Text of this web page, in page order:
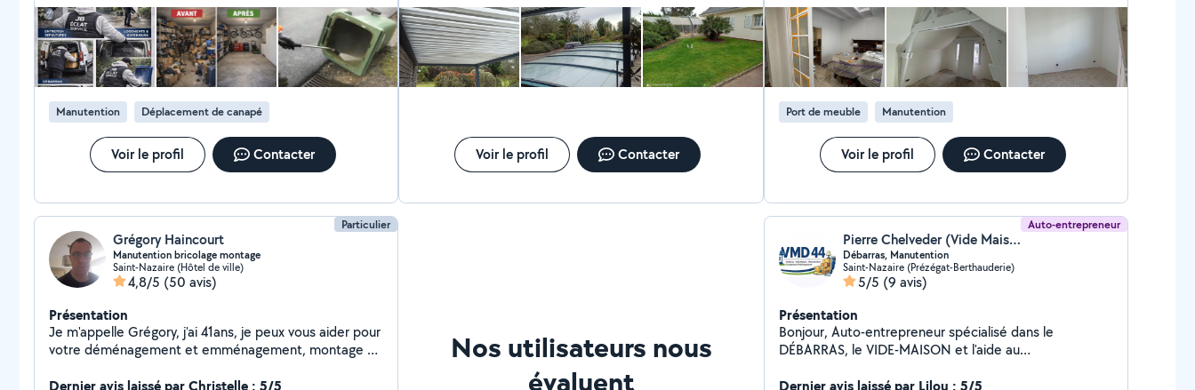
Travail soigné Intervention rapide Une demande
particulière ? Contactez-moi, j'étudie toutes vos
demandes avec plaisir !
Manutention Déplacement de canapé
Voir le profil Contacter
avec plaisir.
Voir le profil Contacter
%. Satisfaction garantie : je prends chaque chantier à
cœur, avec sérieux et efficacité, pour un résultat
durable et soigné. Contactez-moi directement, je suis
disponible et réactif pour vos projets.
Port de meuble Manutention
Voir le profil Contacter
Particulier
Grégory Haincourt
Manutention bricolage montage
Saint-Nazaire (Hôtel de ville)
4,8/5 (50 avis)
Présentation
Je m'appelle Grégory, j'ai 41ans, je peux vous aider pour
votre déménagement et emménagement, montage de
des électroménagers. Je ne possède pas de camion
Dernier avis laissé par Christelle : 5/5
Nos utilisateurs nous
évaluent
Auto-entrepreneur
Pierre Chelveder (Vide Maison Débarras)
Débarras, Manutention
Saint-Nazaire (Prézégat-Berthauderie)
5/5 (9 avis)
Présentation
Bonjour, Auto-entrepreneur spécialisé dans le
DÉBARRAS, le VIDE-MAISON et l'aide au
et des professionnels pour des prestations rapide
Dernier avis laissé par Lilou : 5/5